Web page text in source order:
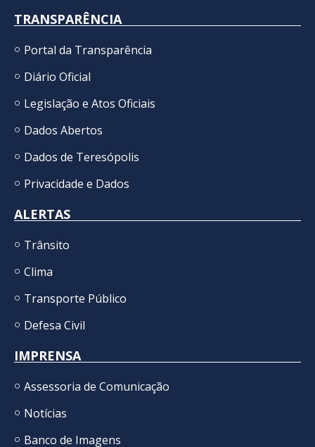
TRANSPARÊNCIA
Portal da Transparência
Diário Oficial
Legislação e Atos Oficiais
Dados Abertos
Dados de Teresópolis
Privacidade e Dados
ALERTAS
Trânsito
Clima
Transporte Público
Defesa Civil
IMPRENSA
Assessoria de Comunicação
Notícias
Banco de Imagens